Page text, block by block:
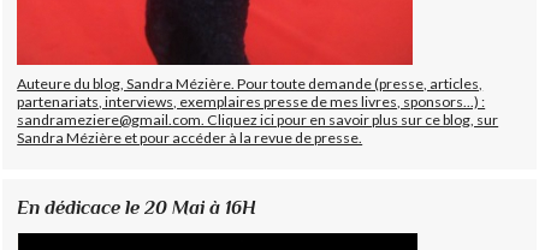
Auteure du blog, Sandra Mézière. Pour toute demande (presse, articles,
partenariats, interviews, exemplaires presse de mes livres, sponsors...) :
sandrameziere@gmail.com. Cliquez ici pour en savoir plus sur ce blog, sur
Sandra Mézière et pour accéder à la revue de presse.
En dédicace le 20 Mai à 16H